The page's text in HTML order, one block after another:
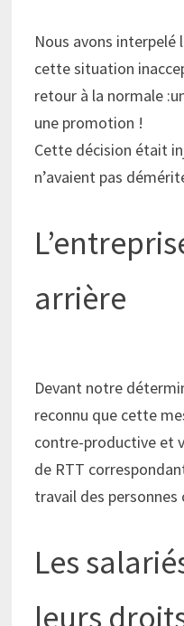
Nous avons interpelé
cette situation
retour à la normale
une promotion !
Cette décision était
n’avaient pas
arrière
Devant notre
reconnu que cette
contre-productive et
de RTT
travail des personnes
Les
leurs